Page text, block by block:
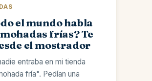
el mundo habla
frías? Te
el mostrador
entraba en mi tienda
fría". Pedían una